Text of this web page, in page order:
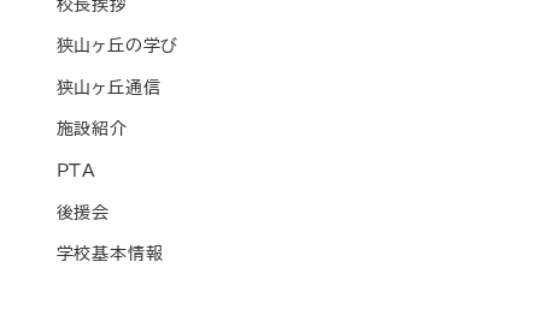
校長挨拶
狭山ヶ丘の学び
狭山ヶ丘通信
施設紹介
PTA
後援会
学校基本情報